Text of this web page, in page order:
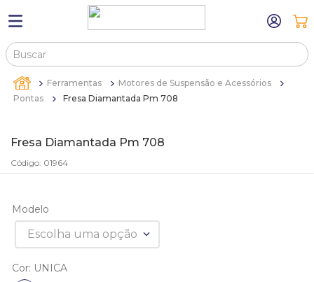
Buscar
Ferramentas
Motores de Suspensão e Acessórios
Pontas
Fresa Diamantada Pm 708
Fresa Diamantada Pm 708
Código: 01964
Modelo
Escolha uma opção
Cor: UNICA
1º
máquina relógio pulso
3º
canetas
4º
bandejas
6º
sacolas